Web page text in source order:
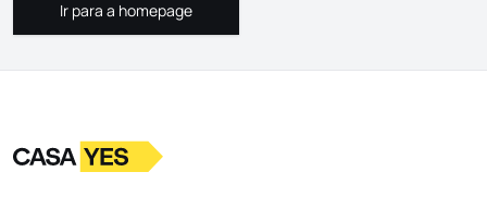
Ir para a homepage
Ir para a homepage
LogoIr para a homepage